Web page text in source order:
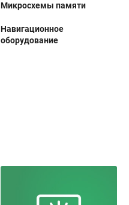
Микросхемы памяти
Навигационное
оборудование